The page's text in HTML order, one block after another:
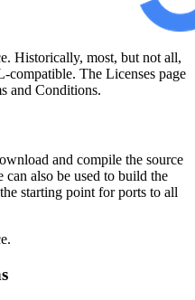
Historically, most, but not all,
compatible. The Licenses page
and Conditions.
and compile the source
can also be used to build the
starting point for ports to all